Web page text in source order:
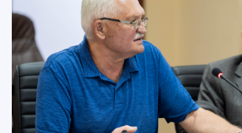
Фирменный стиль
Устойчивое развитие
Кампус
3D-тур по университету
Библиотека
Видеолекции
Противодействие COVID-19
Областной конкурс "Молодой
Отчеты о научно-
деятельности
Журналы Самарского
Научные конференции
Патенты
Публикации и издания